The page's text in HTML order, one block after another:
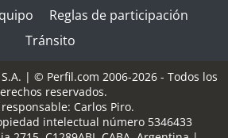
Reglas de participación
Tránsito
| © Perfil.com 2006-2026 - Todos los
reservados.
Carlos Piro.
intelectual número 5346433